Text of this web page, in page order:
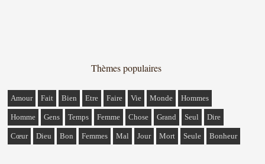
Thèmes populaires
Amour Fait Bien Etre Faire Vie Monde Hommes
Homme Gens Temps Femme Chose Grand Seul Dire
Cœur Dieu Bon Femmes Mal Jour Mort Seule Bonheur